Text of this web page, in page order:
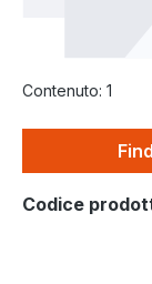
Contenuto: 1
Codice